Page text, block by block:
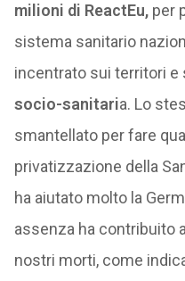
milioni di ReactEu, per
sistema sanitario
incentrato sui territori e
socio-sanitaria. Lo
smantellato per fare
privatizzazione della
ha aiutato molto la
assenza ha contribuito
nostri morti, come